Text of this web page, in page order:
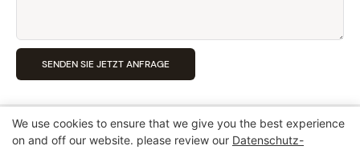
SENDEN SIE JETZT ANFRAGE
We use cookies to ensure that we give you the best experience
on and off our website. please review our Datenschutz-